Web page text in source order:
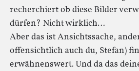
recherchiert ob diese Bilder
dürfen? Nicht wirklich…
Aber das ist Ansichtssache,
offensichtlich auch du, Stefan)
erwähnenswert. Und da das